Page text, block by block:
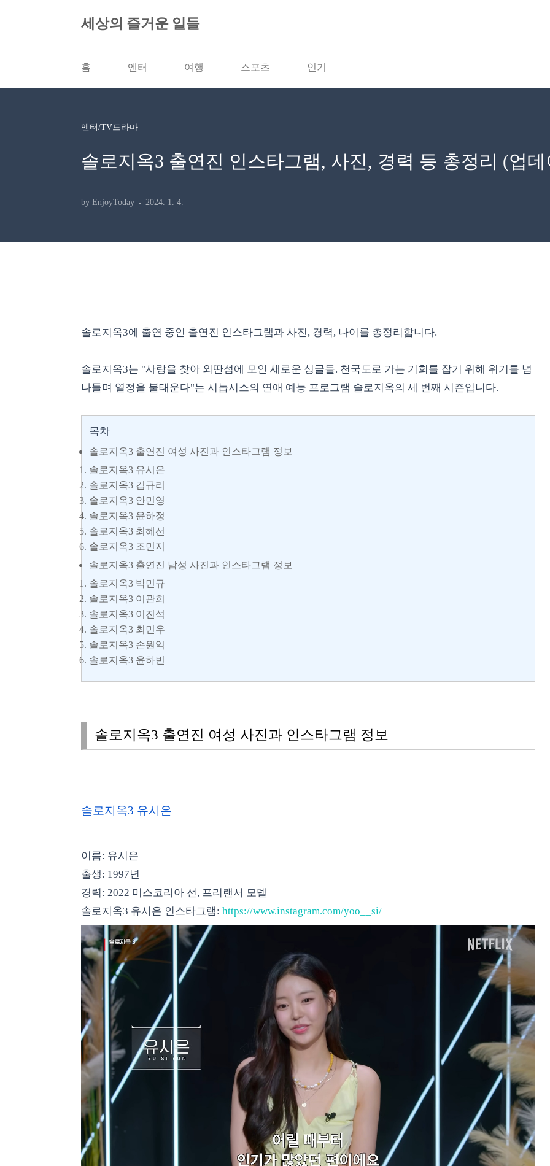
세상의 즐거운 일들
홈 엔터 여행 스포츠 인기
엔터/TV드라마
솔로지옥3 출연진 인스타그램, 사진, 경력 등 총정리 (업
by EnjoyToday 2024. 1. 4.
솔로지옥3에 출연 중인 출연진 인스타그램과 사진, 경력, 나이를 총정리합니다.
솔로지옥3는 "사랑을 찾아 외딴섬에 모인 새로운 싱글들. 천국도로 가는 기회를 잡기 위해 위기를 넘
나들며 열정을 불태운다"는 시놉시스의 연애 예능 프로그램 솔로지옥의 세 번째 시즌입니다.
목차
솔로지옥3 출연진 여성 사진과 인스타그램 정보
솔로지옥3 유시은
솔로지옥3 김규리
솔로지옥3 안민영
솔로지옥3 윤하정
솔로지옥3 최혜선
솔로지옥3 조민지
솔로지옥3 출연진 남성 사진과 인스타그램 정보
솔로지옥3 박민규
솔로지옥3 이관희
솔로지옥3 이진석
솔로지옥3 최민우
솔로지옥3 손원익
솔로지옥3 윤하빈
솔로지옥3 출연진 여성 사진과 인스타그램 정보
솔로지옥3 유시은
이름: 유시은
출생: 1997년
경력: 2022 미스코리아 선, 프리랜서 모델
솔로지옥3 유시은 인스타그램: https://www.instagram.com/yoo__si/